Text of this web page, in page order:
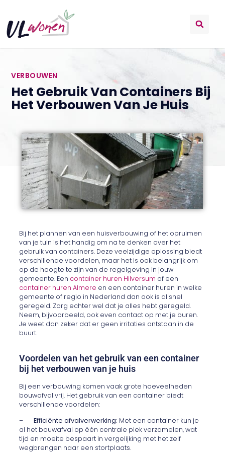
VERBOUWEN
Het Gebruik Van Containers Bij
Het Verbouwen Van Je Huis
Bij het plannen van een huisverbouwing of het opruimen
van je tuin is het handig om na te denken over het
gebruik van containers. Deze veelzijdige oplossing biedt
verschillende voordelen, maar het is ook belangrijk om
op de hoogte te zijn van de regelgeving in jouw
gemeente. Een container huren Hilversum of een
container huren Almere en een container huren in welke
gemeente of regio in Nederland dan ook is al snel
geregeld. Zorg echter wel dat je alles hebt geregeld.
Neem, bijvoorbeeld, ook even contact op met je buren.
Je weet dan zeker dat er geen irritaties ontstaan in de
buurt.
Voordelen van het gebruik van een container
bij het verbouwen van je huis
Bij een verbouwing komen vaak grote hoeveelheden
bouwafval vrij. Het gebruik van een container biedt
verschillende voordelen:
–Efficiënte afvalverwerking: Met een container kun je
al het bouwafval op één centrale plek verzamelen, wat
tijd en moeite bespaart in vergelijking met het zelf
wegbrengen naar een stortplaats.